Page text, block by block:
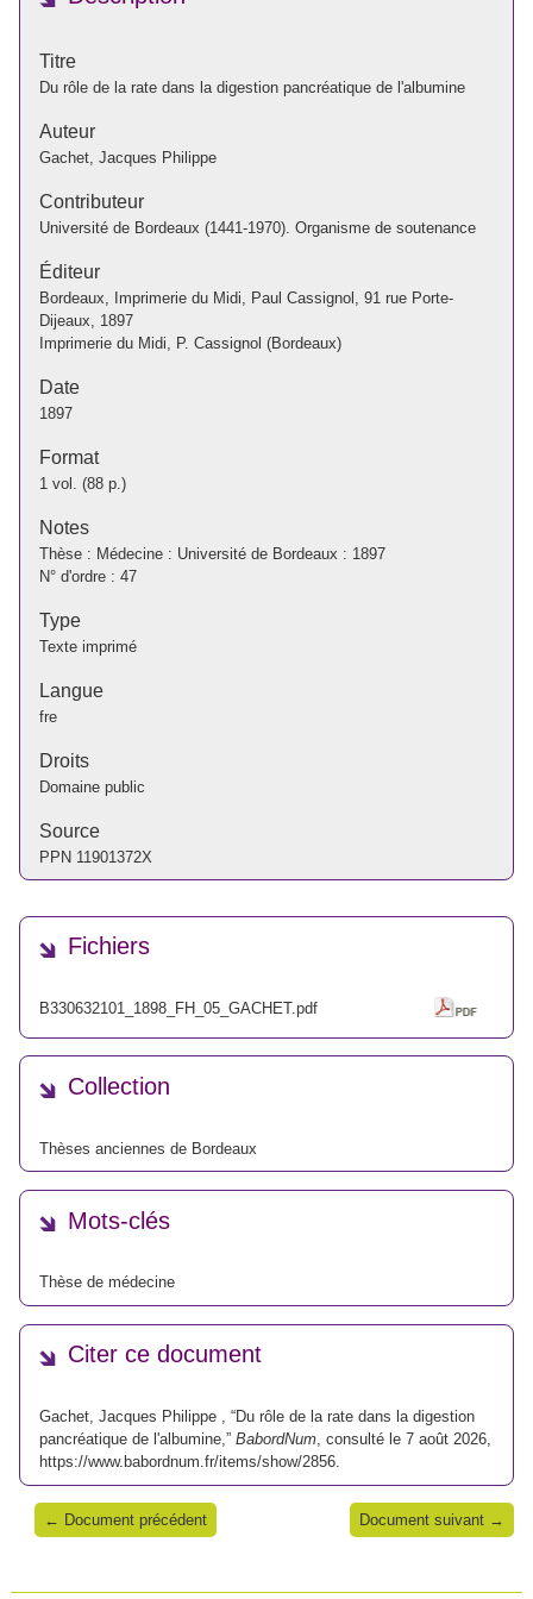
Titre
Du rôle de la rate dans la digestion pancréatique de l'albumine
Auteur
Gachet, Jacques Philippe
Contributeur
Université de Bordeaux (1441-1970). Organisme de soutenance
Éditeur
Bordeaux, Imprimerie du Midi, Paul Cassignol, 91 rue Porte-
Dijeaux, 1897
Imprimerie du Midi, P. Cassignol (Bordeaux)
Date
1897
Format
1 vol. (88 p.)
Notes
Thèse : Médecine : Université de Bordeaux : 1897
N° d'ordre : 47
Type
Texte imprimé
Langue
fre
Droits
Domaine public
Source
PPN 11901372X
Fichiers
B330632101_1898_FH_05_GACHET.pdf
Collection
Thèses anciennes de Bordeaux
Mots-clés
Thèse de médecine
Citer ce document
Gachet, Jacques Philippe , “Du rôle de la rate dans la digestion
pancréatique de l'albumine,” BabordNum , consulté le 7 août 2026,
https://www.babordnum.fr/items/show/2856
← Document précédent Document suivant →